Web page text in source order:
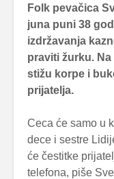
Folk pevačica
juna puni 38
izdržavanja
praviti žurku.
stižu korpe i
prijatelja.
Ceca će samo u
dece i sestre
će čestitke
telefona, piše